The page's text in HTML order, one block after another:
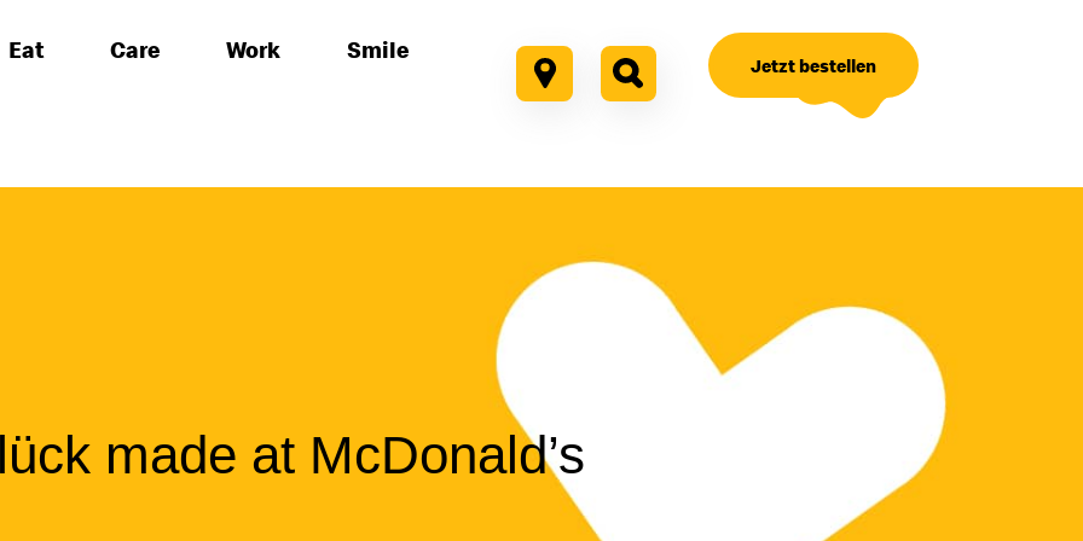
Eat Care Work Smile
Jetzt bestellen
made at McDonald’s